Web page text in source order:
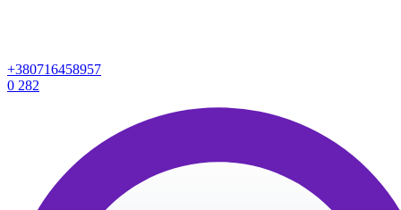
+380716458957
0 282